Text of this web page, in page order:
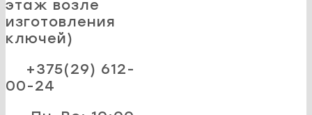
этаж возле
изготовления
ключей)
+375(29) 612-
00-24